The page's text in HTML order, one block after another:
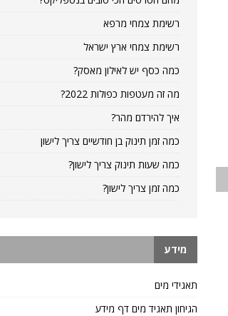
רשימת צמחי מרפא
רשימת צמחי ארץ ישראל
כמה כסף יש לאילון מאסק?
מה זה מעטפות כפולות 2022?
איך להירדם מהר?
כמה זמן תינוק בן חודשיים צריך לישון
כמה שעות תינוק צריך לישון?
כמה זמן צריך לישון?
מידע
תאגידי מים
הגיחון תאגיד מים דף מידע